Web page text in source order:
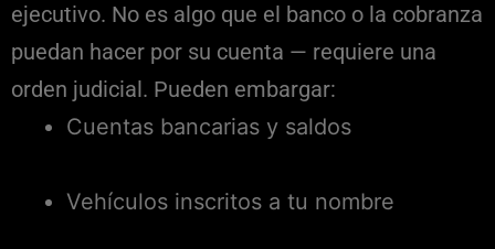
ejecutivo. No es algo que el banco o la cobranza
puedan hacer por su cuenta — requiere una
orden judicial. Pueden embargar:
Cuentas bancarias y saldos
Vehículos inscritos a tu nombre